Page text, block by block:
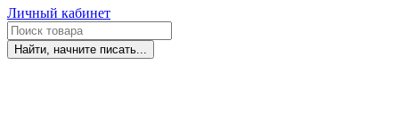
Личный кабинет
Найти, начните писать...